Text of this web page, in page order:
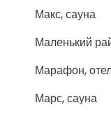
Макс, сауна
Маленький
Марафон,
Марс, сауна